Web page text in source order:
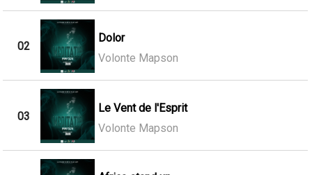
02
Dolor
Volonte Mapson
03
Le Vent de l'Esprit
Volonte Mapson